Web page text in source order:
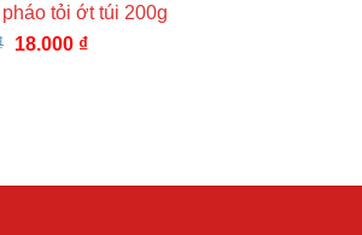
25.000 ₫.là:
18.000 ₫.
pháo tỏi ớt túi 200g
Giá
18.000 ₫Giá